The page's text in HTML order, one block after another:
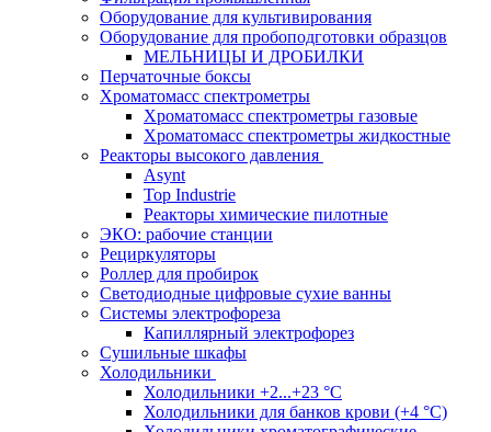
Оборудование для культивирования
Оборудование для пробоподготовки образцов
МЕЛЬНИЦЫ И ДРОБИЛКИ
Перчаточные боксы
Хроматомасс спектрометры
Хроматомасс спектрометры газовые
Хроматомасс спектрометры жидкостные
Реакторы высокого давления
Asynt
Top Industrie
Реакторы химические пилотные
ЭКО: рабочие станции
Рециркуляторы
Роллер для пробирок
Светодиодные цифровые сухие ванны
Системы электрофореза
Капиллярный электрофорез
Сушильные шкафы
Холодильники
Холодильники +2...+23 °С
Холодильники для банков крови (+4 °С)